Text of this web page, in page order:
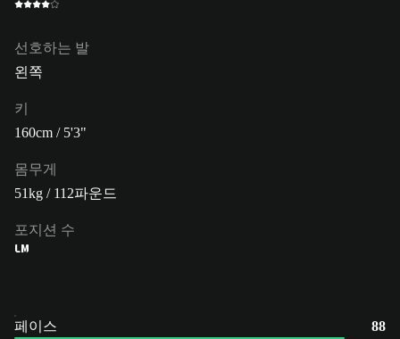
선호하는 발
왼쪽
키
160cm / 5'3"
몸무게
51kg / 112파운드
포지션 수
LM
페이스
88